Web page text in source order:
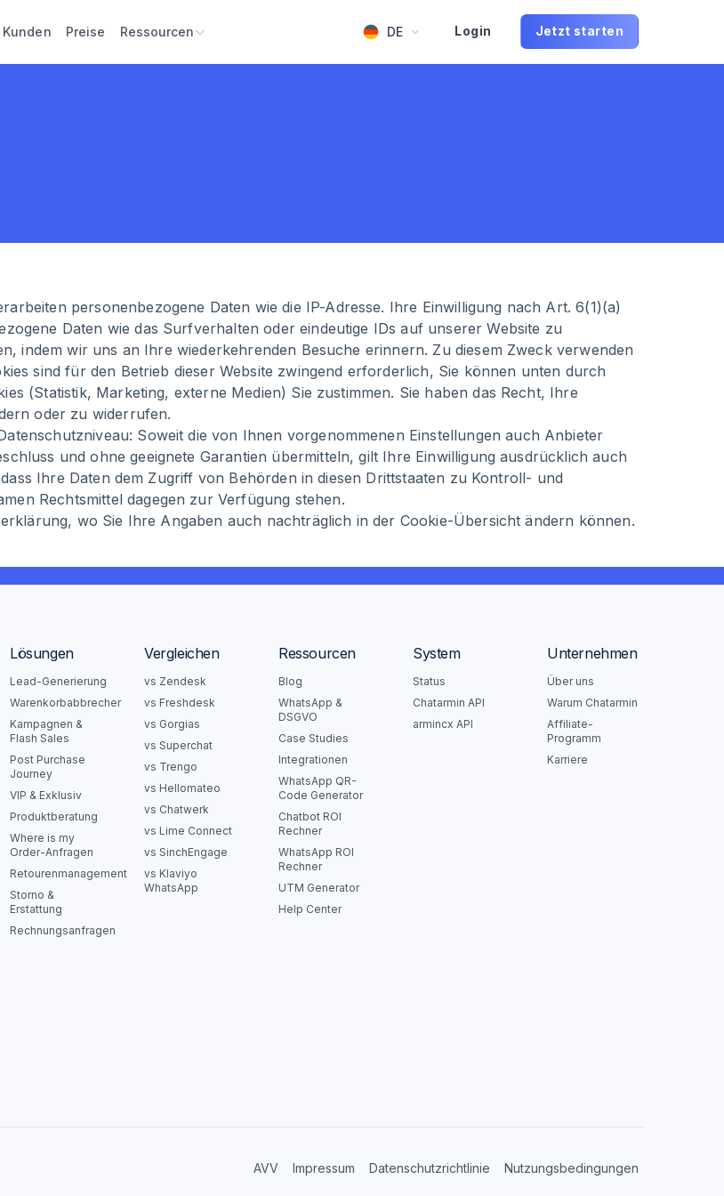
Kunden Preise Ressourcen DE Login Jetzt starten
personenbezogene Daten wie die IP-Adresse. Ihre Einwilligung nach Art. 6(1)(a)
Daten wie das Surfverhalten oder eindeutige IDs auf unserer Website zu
indem wir uns an Ihre wiederkehrenden Besuche erinnern. Zu diesem Zweck verwenden
sind für den Betrieb dieser Website zwingend erforderlich, Sie können unten durch
(Statistik, Marketing, externe Medien) Sie zustimmen. Sie haben das Recht, Ihre
oder zu widerrufen.
Soweit die von Ihnen vorgenommenen Einstellungen auch Anbieter
und ohne geeignete Garantien übermitteln, gilt Ihre Einwilligung ausdrücklich auch
Ihre Daten dem Zugriff von Behörden in diesen Drittstaaten zu Kontroll- und
Rechtsmittel dagegen zur Verfügung stehen.
, wo Sie Ihre Angaben auch nachträglich in der Cookie-Übersicht ändern können.
Lösungen
Lead-Generierung
Warenkorbabbrecher
Kampagnen &
Flash Sales
Post Purchase
Journey
VIP & Exklusiv
Produktberatung
Where is my
Order-Anfragen
Retourenmanagement
Storno &
Erstattung
Rechnungsanfragen
Vergleichen
vs Zendesk
vs Freshdesk
vs Gorgias
vs Superchat
vs Trengo
vs Hellomateo
vs Chatwerk
vs Lime Connect
vs SinchEngage
vs Klaviyo
WhatsApp
Ressourcen
Blog
WhatsApp &
DSGVO
Case Studies
Integrationen
WhatsApp QR-
Code Generator
Chatbot ROI
Rechner
WhatsApp ROI
Rechner
UTM Generator
Help Center
System
Status
Chatarmin API
armincx API
Unternehmen
Über uns
Warum Chatarmin
Affiliate-
Programm
Karriere
AVV Impressum Datenschutzrichtlinie Nutzungsbedingungen